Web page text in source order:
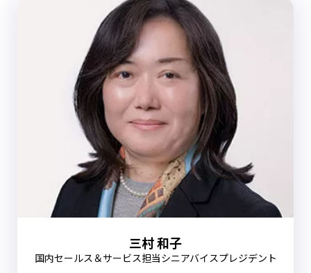
三村 和子
国内セールス＆サービス担当シニアバイスプレジデント